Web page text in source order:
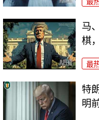
最
马
棋
最
特
明